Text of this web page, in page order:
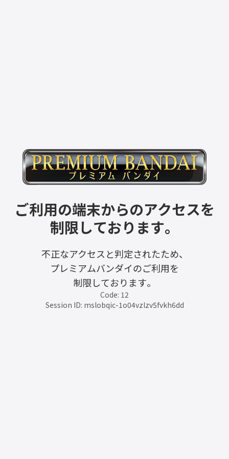
ご利用の端末からのアクセスを
制限しております。
不正なアクセスと判定されたため、
プレミアムバンダイのご利用を
制限しております。
Code: 12
Session ID: mslobqic-1o04vzlzv5fvkh6dd